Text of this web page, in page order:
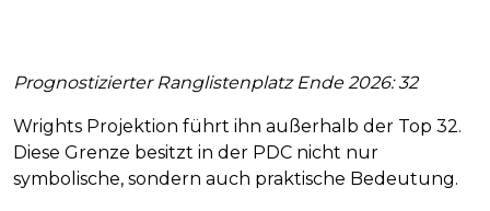
Prognostizierter Ranglistenplatz Ende 2026: 32
Wrights Projektion führt ihn außerhalb der Top 32.
Diese Grenze besitzt in der PDC nicht nur
symbolische, sondern auch praktische Bedeutung.